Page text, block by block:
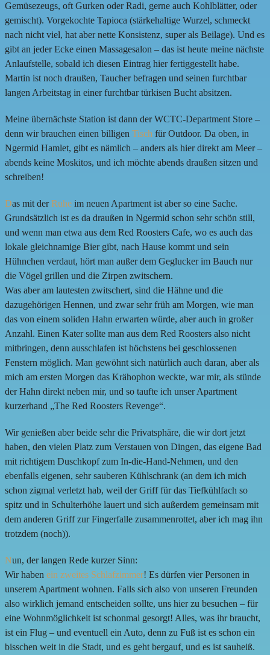
Gemüsezeugs, oft Gurken oder Radi, gerne auch Kohlblätter, oder
gemischt). Vorgekochte Tapioca (stärkehaltige Wurzel, schmeckt
nach nicht viel, hat aber nette Konsistenz, super als Beilage). Und es
gibt an jeder Ecke einen Massagesalon – das ist heute meine nächste
Anlaufstelle, sobald ich diesen Eintrag hier fertiggestellt habe.
Martin ist noch draußen, Taucher befragen und seinen furchtbar
langen Arbeitstag in einer furchtbar türkisen Bucht absitzen.
Meine übernächste Station ist dann der WCTC-Department Store –
denn wir brauchen einen billigen Tisch für Outdoor. Da oben, in
Ngermid Hamlet, gibt es nämlich – anders als hier direkt am Meer –
abends keine Moskitos, und ich möchte abends draußen sitzen und
schreiben!
Das mit derRuhe im neuen Apartment ist aber so eine Sache.
Grundsätzlich ist es da draußen in Ngermid schon sehr schön still,
und wenn man etwa aus dem Red Roosters Cafe, wo es auch das
lokale gleichnamige Bier gibt, nach Hause kommt und sein
Hühnchen verdaut, hört man außer dem Geglucker im Bauch nur
die Vögel grillen und die Zirpen zwitschern.
Was aber am lautesten zwitschert, sind die Hähne und die
dazugehörigen Hennen, und zwar sehr früh am Morgen, wie man
das von einem soliden Hahn erwarten würde, aber auch in großer
Anzahl. Einen Kater sollte man aus dem Red Roosters also nicht
mitbringen, denn ausschlafen ist höchstens bei geschlossenen
Fenstern möglich. Man gewöhnt sich natürlich auch daran, aber als
mich am ersten Morgen das Krähophon weckte, war mir, als stünde
der Hahn direkt neben mir, und so taufte ich unser Apartment
kurzerhand „The Red Roosters Revenge“.
Wir genießen aber beide sehr die Privatsphäre, die wir dort jetzt
haben, den vielen Platz zum Verstauen von Dingen, das eigene Bad
mit richtigem Duschkopf zum In-die-Hand-Nehmen, und den
ebenfalls eigenen, sehr sauberen Kühlschrank (an dem ich mich
schon zigmal verletzt hab, weil der Griff für das Tiefkühlfach so
spitz und in Schulterhöhe lauert und sich außerdem gemeinsam mit
dem anderen Griff zur Fingerfalle zusammenrottet, aber ich mag ihn
trotzdem (noch)).
Nun, der langen Rede kurzer Sinn:
Wir haben ein zweites Schlafzimmer! Es dürfen vier Personen in
unserem Apartment wohnen. Falls sich also von unseren Freunden
also wirklich jemand entscheiden sollte, uns hier zu besuchen – für
eine Wohnmöglichkeit ist schonmal gesorgt! Alles, was ihr braucht,
ist ein Flug – und eventuell ein Auto, denn zu Fuß ist es schon ein
bisschen weit in die Stadt, und es geht bergauf, und es ist sauheiß.